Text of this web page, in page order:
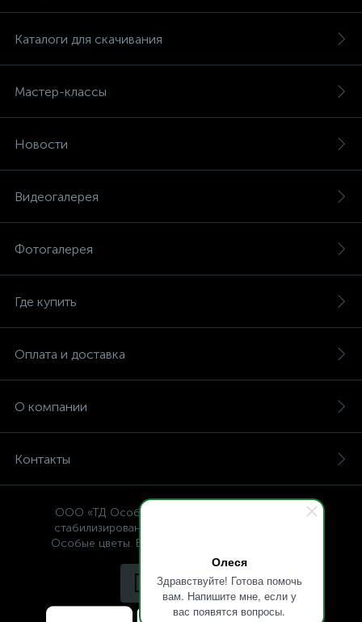
Олеся
Здравствуйте! Готова помочь
вам. Напишите мне, если у
вас появятся вопросы.
Каталоги для скачивания
Мастер-классы
Новости
Видеогалерея
Фотогалерея
Где купить
Оплата и доставка
О компании
Контакты
ООО «ТД Особые цветы» — интернет-магазин
стабилизированных растений, © Specialflowers
Особые цветы. Все права защищены 2009-2025.